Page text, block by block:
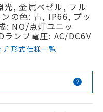
, 金属ベゼル, フル
の色: 青, IP66, プッ
: NO/点灯ユニッ
ンプ電圧: AC/DC6V
形式仕様一覧